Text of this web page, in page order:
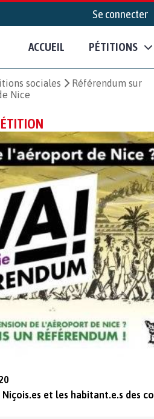
Se connecter
ACCUEIL PÉTITIONS
sociales
Référendum sur
Nice
Niçois.es et les habitant.e.s des